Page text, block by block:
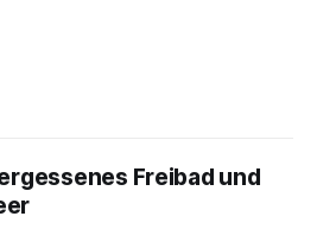
Freibad und